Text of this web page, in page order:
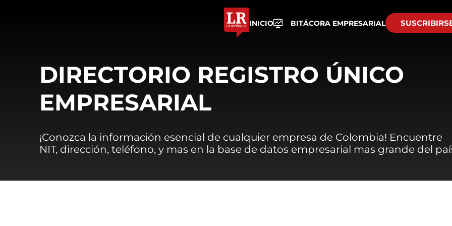
INICIO BITÁCORA EMPRESARIAL
DIRECTORIO REGISTRO ÚNICO
EMPRESARIAL
¡Conozca la información esencial de cualquier empresa de Colombia! Encuentre
NIT, dirección, teléfono, y mas en la base de datos empresarial mas grande del